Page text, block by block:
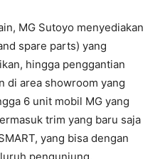
MG Sutoyo menyediakan
spare parts) yang
hingga penggantian
di area showroom yang
6 unit mobil MG yang
trim yang baru saja
yang bisa dengan